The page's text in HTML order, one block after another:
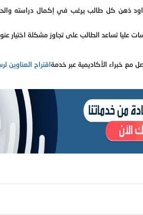
ذهن كل طالب يرغب في إكمال دراسته
تساعد الطالب على تجاوز مشكلة اختيار
خبراء الأكاديمية عبر خدمةاقتراح العناوين